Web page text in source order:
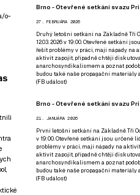
o-
Brno - Otevřené setkání svazu
27. FEBRUÁRA 2026
Druhý letošní setkání na Základně Tři
12.03. 2026 v 19:00. Otevřené setkání
řešit problémy v práci, mají nápady na
aktivit zapojit, případně chtějí
anarchosyndikalismem a poznat
budou také naše propagační materiály
(FB událost)
Brno - Otevřené setkání svazu
21. JANUÁRA 2026
První letošní setkání na Základně Tři
v 19:00. Otevřené setkání jsou určené
problémy v práci, mají nápady na
aktivit zapojit, případně chtějí
anarchosyndikalismem a poznat
budou také naše propagační materiály
(FB událost)